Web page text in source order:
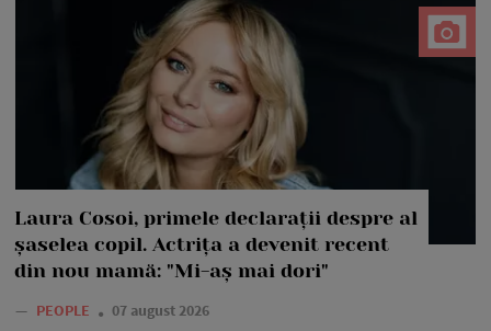
Laura Cosoi, primele declarații despre al
șaselea copil. Actrița a devenit recent
din nou mamă: "Mi-aș mai dori"
— PEOPLE 07 august 2026